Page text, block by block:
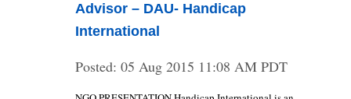
Advisor – DAU- Handicap
International
Posted: 05 Aug 2015 11:08 AM PDT